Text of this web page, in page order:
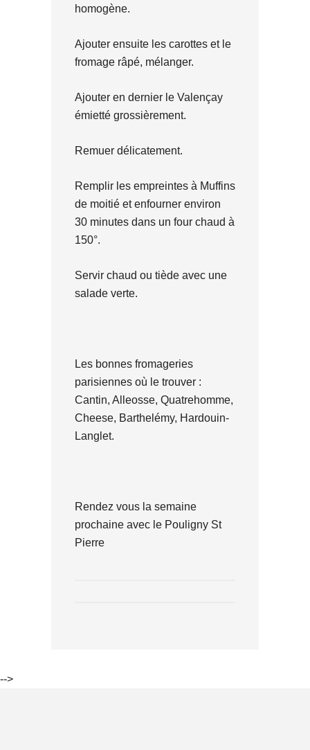
homogène.
Ajouter ensuite les carottes et le
fromage râpé, mélanger.
Ajouter en dernier le Valençay
émietté grossièrement.
Remuer délicatement.
Remplir les empreintes à Muffins
de moitié et enfourner environ
30 minutes dans un four chaud à
150°.
Servir chaud ou tiède avec une
salade verte.
Les bonnes fromageries
parisiennes où le trouver :
Cantin, Alleosse, Quatrehomme,
Cheese, Barthelémy, Hardouin-
Langlet.
Rendez vous la semaine
prochaine avec le Pouligny St
Pierre
-->